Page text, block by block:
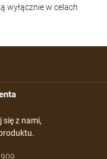
wyłącznie w celach
z nami,